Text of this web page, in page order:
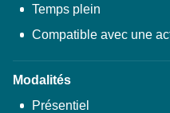
Temps plein
Compatible avec une
Modalités
Présentiel